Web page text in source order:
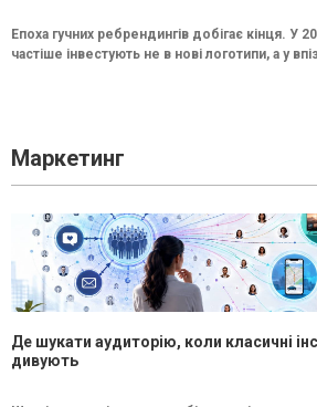
Епоха гучних ребрендингів добігає кінця. У
частіше інвестують не в нові логотипи, а у
Маркетинг
Де шукати аудиторію, коли класичні
дивують